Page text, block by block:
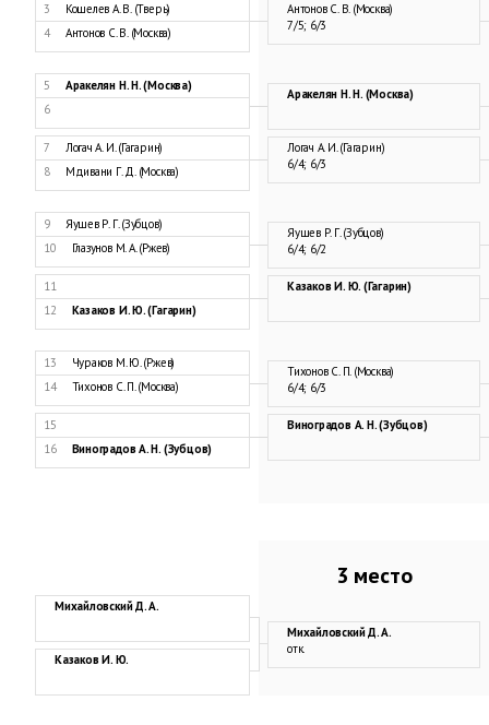
3
Кошелев А. В. (Тверь)
4
Антонов С. В. (Москва)
5
Аракелян Н. Н. (Москва)
6
7
Логач А. И. (Гагарин)
8
Мдивани Г. Д. (Москва)
9
Яушев Р. Г. (Зубцов)
10
Глазунов М. А. (Ржев)
11
12
Казаков И. Ю. (Гагарин)
13
Чураков М. Ю. (Ржев)
14
Тихонов С. П. (Москва)
15
16
Виноградов А. Н. (Зубцов)
Антонов С. В. (Москва)
7/5; 6/3
Аракелян Н. Н. (Москва)
Логач А. И. (Гагарин)
6/4; 6/3
Яушев Р. Г. (Зубцов)
6/4; 6/2
Казаков И. Ю. (Гагарин)
Тихонов С. П. (Москва)
6/4; 6/3
Виноградов А. Н. (Зубцов)
Михайловский Д. А.
Казаков И. Ю.
3 место
Михайловский Д. А.
отк.